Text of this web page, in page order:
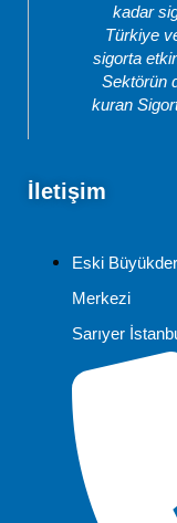
kadar
Türkiye
sigorta
Sektörün
kuran
İletişim
Eski
Merkezi
Sarıyer